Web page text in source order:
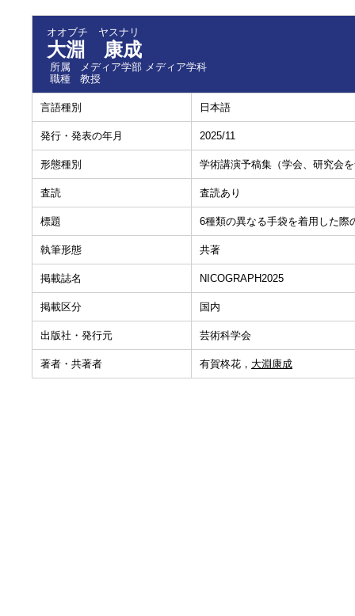
オオブチ ヤスナリ
大淵 康成
所属
メディア学部 メディア学科
職種
教授
言語種別 日本語
発行・発表の年月 2025/11
形態種別 学術講演予稿集（学会、研究会
査読 査読あり
標題 6種類の異なる手袋を着用した際
執筆形態 共著
掲載誌名 NICOGRAPH2025
掲載区分 国内
出版社・発行元 芸術科学会
著者・共著者 有賀柊花， 大淵康成